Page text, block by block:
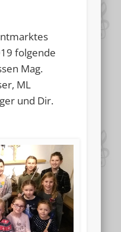
folgende
Mag.
ML
und Dir.